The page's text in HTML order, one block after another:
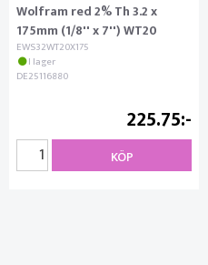
Wolfram red 2% Th 3.2 x
175mm (1/8'' x 7'') WT20
EWS32WT20X175
I lager
DE25116880
225.75
KÖP